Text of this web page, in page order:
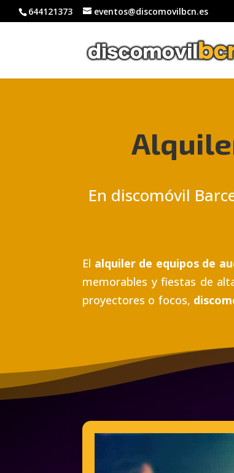
644121373 eventos@discomovilbcn.es
En discomóvil
El alquiler de equipos de
memorables y fiestas de
proyectores o focos,